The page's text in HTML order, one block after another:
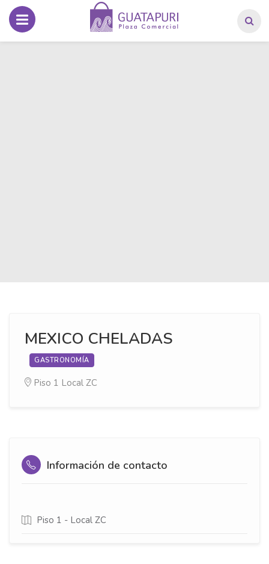
MEXICO CHELADAS
GASTRONOMÍA
Piso 1 Local ZC
Información de contacto
Piso 1 - Local ZC